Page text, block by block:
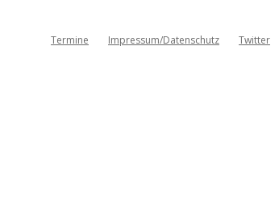
Termine Impressum/Datenschutz Twitter